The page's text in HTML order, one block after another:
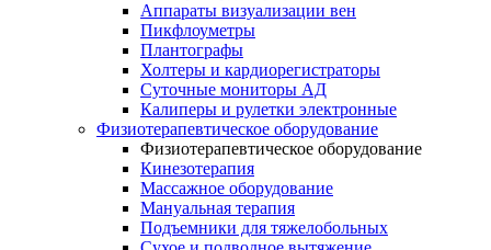
Аппараты визуализации вен
Пикфлоуметры
Плантографы
Холтеры и кардиорегистраторы
Суточные мониторы АД
Калиперы и рулетки электронные
Физиотерапевтическое оборудование
Физиотерапевтическое оборудование
Кинезотерапия
Массажное оборудование
Мануальная терапия
Подъемники для тяжелобольных